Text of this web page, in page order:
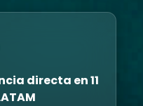
directa en11